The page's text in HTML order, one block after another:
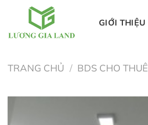
nội
GIỚI THIỆU
TRANG CHỦ / BDS CHO THUÊ